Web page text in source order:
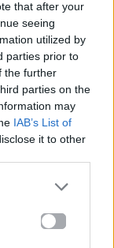
that after your
seeing
utilized by
parties prior to
the further
parties on the
may
IAB’s List of
it to other
υλικό
μας στο
ή